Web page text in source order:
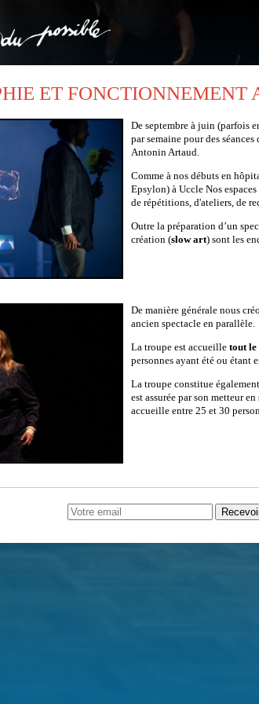
ET FONCTIONNEMENT
De septembre à juin (parfois
par semaine pour des
Antonin Artaud.
Comme à nos débuts en
Epsylon) à Uccle Nos
de répétitions, d'ateliers, de
Outre la préparation d’un
création (slow art) sont les
De manière générale nous
ancien spectacle en parallèle.
La troupe est accueille tout le
personnes ayant été ou étant
La troupe constitue
est assurée par son metteur
accueille entre 25 et 30